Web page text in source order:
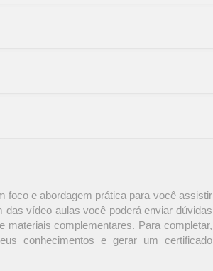
foco e abordagem prática para você assistir
vídeo aulas você poderá enviar dúvidas
materiais complementares. Para completar,
conhecimentos e gerar um certificado